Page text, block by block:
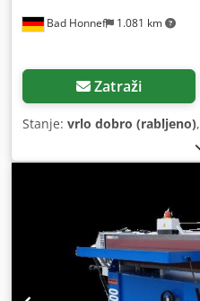
Bad Honnef 1.081 km
Zatraži
Stanje: vrlo dobro (rabljeno),